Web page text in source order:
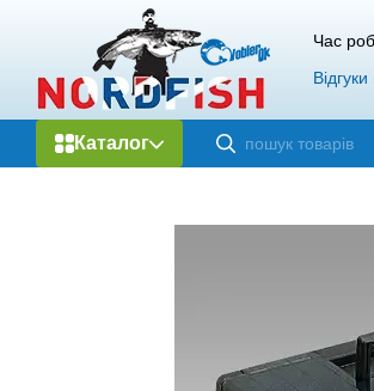
Перейти до основного контенту
Час
Каталог